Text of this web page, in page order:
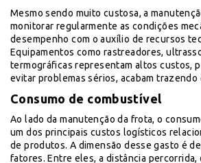
Mesmo sendo muito custosa, a
monitorar regularmente as condições
desempenho com o auxílio de recursos
Equipamentos como rastreadores,
termográficas representam altos custos,
evitar problemas sérios, acabam trazendo
Consumo de combustível
Ao lado da manutenção da frota, o
um dos principais custos logísticos
de produtos. A dimensão desse gasto é
fatores. Entre eles, a distância percorrida,